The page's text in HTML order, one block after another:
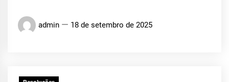
admin 18 de setembro de 2025